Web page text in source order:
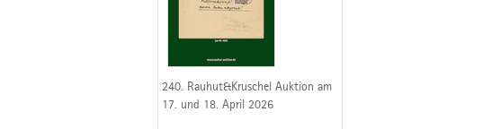
240. Rauhut&Kruschel Auktion am
17. und 18. April 2026